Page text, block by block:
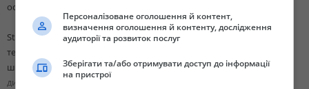
освітньої кар'єри?
StudExpert Company надає повний спектр послуг з написання
теоретичних частин магістерських робіт без використання
штучного інтелекту. Наш професійний підхід до написання
дисертацій в Україні базується на глибокому дослідженні та
Персоналізоване оголошення й контент,
визначення оголошення й контенту, дослідження
аудиторії та розвиток послуг
Зберігати та/або отримувати доступ до інформації
на пристрої